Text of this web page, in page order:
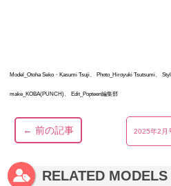
Model_Otoha Seko・Kasumi Tsuji、 Photo_Hiroyuki Tsutsumi、
make_KOBA(PUNCH)、 Edit_Popteen編集部
← 前の記事 2025年2月
RELATED MODELS